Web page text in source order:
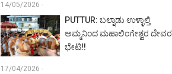
14/05/2026 -
PUTTUR: ಬಲ್ನಾಡು ಉಳ್ಳಾಲ್ತಿ
ಅಮ್ಮನಿಂದ ಮಹಾಲಿಂಗೇಶ್ವರ ದೇವರ
ಭೇಟಿ!!
17/04/2026 -